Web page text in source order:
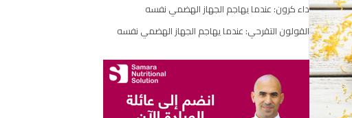
داء كرون: عندما يهاجم الجهاز الهضمي نفسه
القولون التقرحي: عندما يهاجم الجهاز الهضمي نفسه